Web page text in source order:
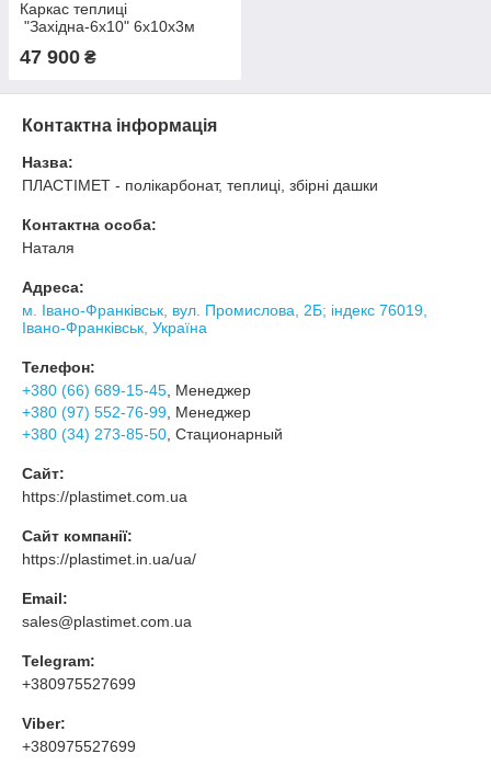
Каркас теплиці
"Західна-6х10" 6х10х3м
47 900 ₴
Контактна інформація
Назва:
ПЛАСТІМЕТ - полікарбонат, теплиці, збірні дашки
Контактна особа:
Наталя
Адреса:
м. Івано-Франківськ, вул. Промислова, 2Б; індекс 76019,
Івано-Франківськ, Україна
Телефон:
+380 (66) 689-15-45 , Менеджер
+380 (97) 552-76-99 , Менеджер
+380 (34) 273-85-50 , Стационарный
Сайт:
https://plastimet.com.ua
Сайт компанії:
https://plastimet.in.ua/ua/
Email:
sales@plastimet.com.ua
Telegram:
+380975527699
Viber:
+380975527699